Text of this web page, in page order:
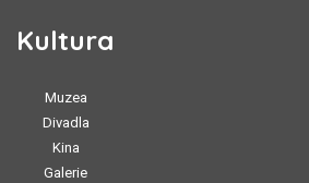
Kultura
Muzea
Divadla
Kina
Galerie